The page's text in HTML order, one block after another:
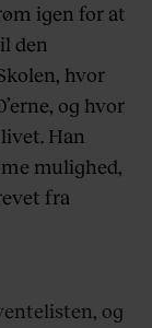
igen for at
den
hvor
og hvor
Han
mulighed,
fra
og